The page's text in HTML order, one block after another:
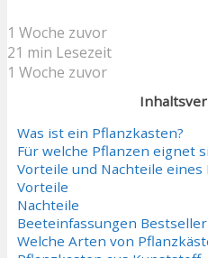
1 Woche zuvor
21 min Lesezeit
1 Woche zuvor
Was ist ein Pflanzkasten?
Für welche Pflanzen eignet
Vorteile und Nachteile eines
Vorteile
Nachteile
Beeteinfassungen
Welche Arten von